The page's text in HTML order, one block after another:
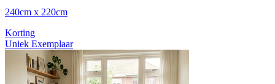
240cm x 220cm
Korting
Uniek Exemplaar